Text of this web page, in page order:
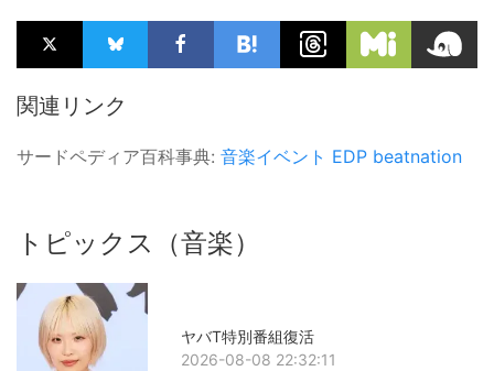
関連リンク
サードペディア百科事典: 音楽イベント EDP beatnation
トピックス（音楽）
ヤバT特別番組復活
2026-08-08 22:32:11